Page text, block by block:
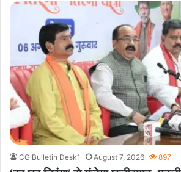
CG Bulletin Desk1 August 7, 2026 897